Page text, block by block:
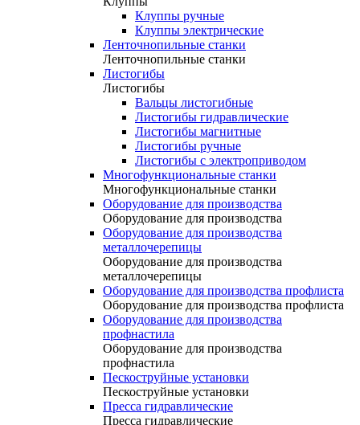
Клуппы ручные
Клуппы электрические
Ленточнопильные станки
Ленточнопильные станки
Листогибы
Листогибы
Вальцы листогибные
Листогибы гидравлические
Листогибы магнитные
Листогибы ручные
Листогибы с электроприводом
Многофункциональные станки
Многофункциональные станки
Оборудование для производства
Оборудование для производства
Оборудование для производства
металлочерепицы
Оборудование для производства
металлочерепицы
Оборудование для производства профлиста
Оборудование для производства профлиста
Оборудование для производства
профнастила
Оборудование для производства
профнастила
Пескоструйные установки
Пескоструйные установки
Пресса гидравлические
Пресса гидравлические